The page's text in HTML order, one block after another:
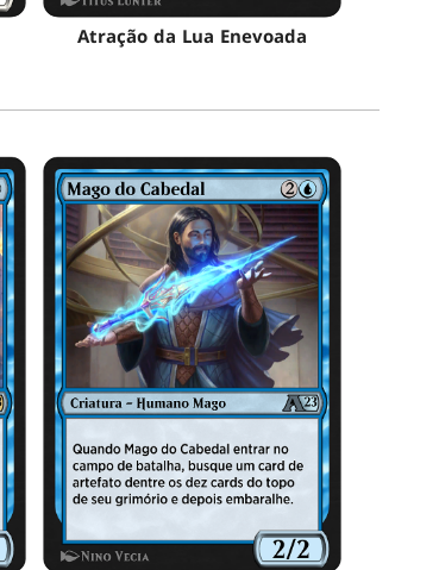
Atração da Lua Enevoada